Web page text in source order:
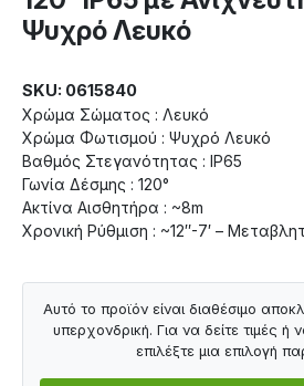
Ψυχρό Λευκό
SKU: 0615840
Χρώμα Σώματος : Λευκό
Χρώμα Φωτισμού : Ψυχρό Λευκό
Βαθμός Στεγανότητας : IP65
Γωνία Δέσμης : 120°
Ακτίνα Αισθητήρα : ~8m
Χρονική Ρύθμιση : ~12″-7′ –
Αυτό το προϊόν είναι διαθέσιμο
υπερχονδρική. Για να δείτε τιμές ή
επιλέξτε μια επιλογή